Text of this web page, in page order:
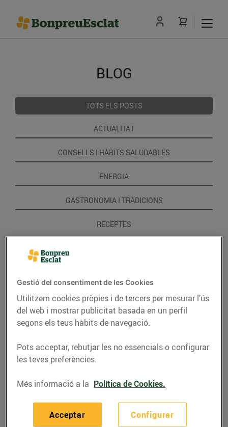
BLOG
TOTS ELS POSTS
ACTUALITAT
CONSELLS I HÀBITS SALUDABLES
ENERGIA
GASTRONOMIA I TRADICIONS
RECEPTES
Llata de vedella amb
bolets
Gestió del consentiment de les Cookies
Utilitzem cookies pròpies i de tercers per mesurar l’ús
del web i mostrar publicitat basada en un perfil
segons els teus hàbits de navegació.
Pots acceptar, rebutjar les no essencials o configurar
les teves preferències.
Més informació a la Política de Cookies.
Configurar
Acceptar